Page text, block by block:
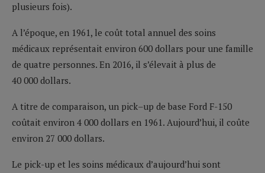
plusieurs fois).
A l’époque, en 1961, le coût total annuel des soins
médicaux représentait environ 600 dollars pour une famille
de quatre personnes. En 2016, il s’élevait à plus de
40 000 dollars.
A titre de comparaison, un pick–up de base Ford F-150
coûtait environ 4 000 dollars en 1961. Aujourd’hui, il coûte
environ 27 000 dollars.
Le pick-up et les soins médicaux d’aujourd’hui sont